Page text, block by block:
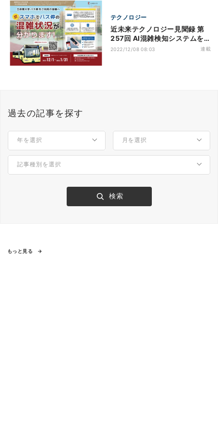
テクノロジー
近未来テクノロジー見聞録 第
257回 AI混雑検知システムを
活用したバス停の混雑状況可視
2022/12/08 08:03 連載
過去の記事を探す
もっと見る